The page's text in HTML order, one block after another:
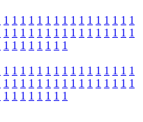
1 1 1 1 1 1 1 1 1 1 1 1 1 1 1 1
1 1 1 1 1 1 1 1 1 1 1 1 1 1 1 1
1 1 1 1 1 1 1 1
1 1 1 1 1 1 1 1 1 1 1 1 1 1 1 1
1 1 1 1 1 1 1 1 1 1 1 1 1 1 1 1
1 1 1 1 1 1 1 1